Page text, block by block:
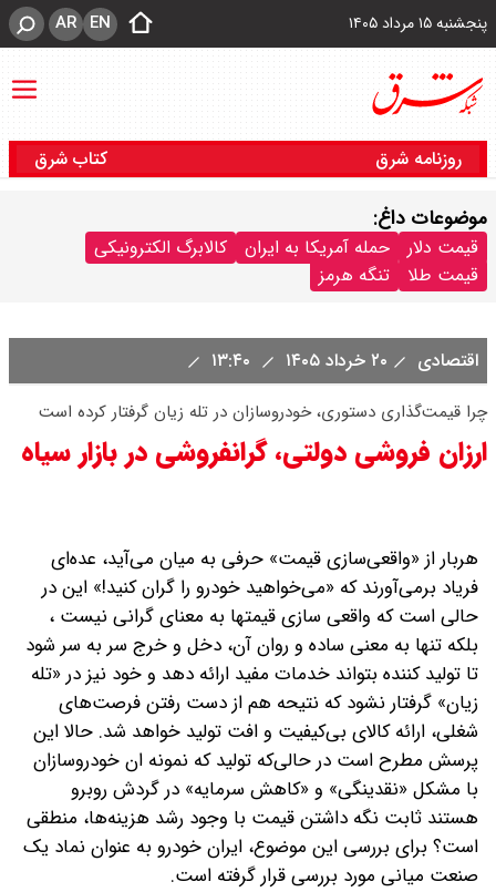
پنجشنبه ۱۵ مرداد ۱۴۰۵ EN
AR
روزنامه شرق کتاب شرق
موضوعات داغ:
قیمت دلار حمله آمریکا به ایران
کالابرگ الکترونیکی
قیمت طلا
تنگه هرمز
اقتصادی ۲۰ خرداد ۱۴۰۵
چرا قیمت‌گذاری دستوری، خودروسازان در تله زیان گرفتار کرده است
ارزان فروشی دولتی، گرانفروشی در بازار سیاه
هربار از «واقعی‌سازی قیمت» حرفی به میان می‌آید، عده‌ای
فریاد برمی‌آورند که «می‌خواهید خودرو را گران کنید!» این در
حالی است که واقعی سازی قیمتها به معنای گرانی نیست ،
بلکه تنها به معنی ساده و روان آن، دخل و خرج سر به سر شود
تا تولید کننده بتواند خدمات مفید ارائه دهد و خود نیز در «تله
زیان» گرفتار نشود که نتیحه هم از دست رفتن فرصت‌های
شغلی، ارائه کالای بی‌کیفیت و افت تولید خواهد شد. حالا این
پرسش مطرح است در حالی‌که تولید که نمونه ان خودروسازان
با مشکل «نقدینگی» و «کاهش سرمایه» در گردش روبرو
هستند ثابت نگه داشتن قیمت با وجود رشد هزینه‌ها، منطقی
است؟ برای بررسی این موضوع، ایران خودرو به عنوان نماد یک
صنعت میانی مورد بررسی قرار گرفته است.